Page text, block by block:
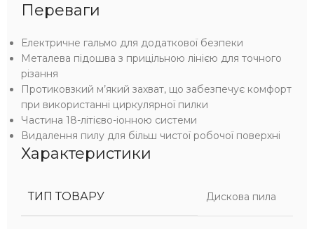
Переваги
Електричне гальмо для додаткової безпеки
Металева підошва з прицільною лінією для точного
різання
Протиковзкий м’який захват, що забезпечує комфорт
при використанні циркулярної пилки
Частина 18-літієво-іонною системи
Видалення пилу для більш чистої робочої поверхні
Характеристики
ТИП ТОВАРУ Дискова пила